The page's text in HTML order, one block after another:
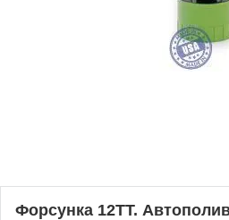
Форсунка 12TT.